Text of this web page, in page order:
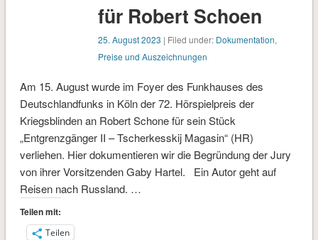
für Robert Schoen
25. August 2023 | Filed under: Dokumentation,
Preise und Auszeichnungen
Am 15. August wurde im Foyer des Funkhauses des
Deutschlandfunks in Köln der 72. Hörspielpreis der
Kriegsblinden an Robert Schone für sein Stück
„Entgrenzgänger II – Tscherkesskij Magasin“ (HR)
verliehen. Hier dokumentieren wir die Begründung der Jury
von ihrer Vorsitzenden Gaby Hartel. Ein Autor geht auf
Reisen nach Russland. …
Teilen mit:
Teilen